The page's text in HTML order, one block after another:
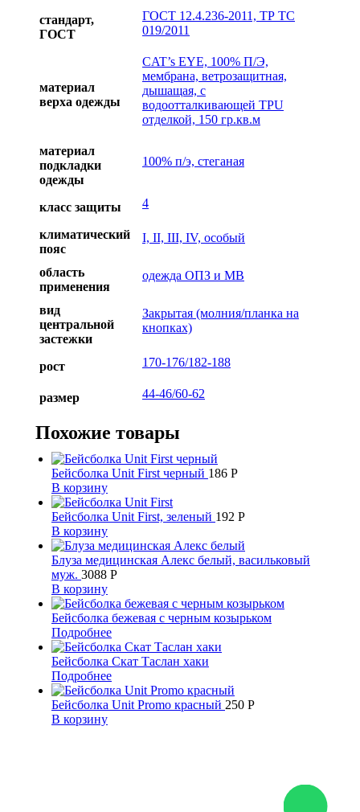
стандарт,
ГОСТ
ГОСТ 12.4.236-2011, ТР ТС
019/2011
материал
верха одежды
CAT’s EYE, 100% П/Э,
мембрана, ветрозащитная,
дышащая, с
водоотталкивающей ТPU
отделкой, 150 гр.кв.м
материал
подкладки
одежды
100% п/э, стеганая
класс защиты 4
климатический
пояс
I, II, III, IV, особый
область
применения
одежда ОПЗ и МВ
вид
центральной
застежки
Закрытая (молния/планка на
кнопках)
рост 170-176/182-188
размер 44-46/60-62
Похожие товары
Бейсболка Unit First черный 186 Р
В корзину
Бейсболка Unit First, зеленый 192 Р
В корзину
Блуза медицинская Алекс белый, васильковый
муж. 3088 Р
В корзину
Бейсболка бежевая с черным козырьком
Подробнее
Бейсболка Скат Таслан хаки
Подробнее
Бейсболка Unit Promo красный 250 Р
В корзину